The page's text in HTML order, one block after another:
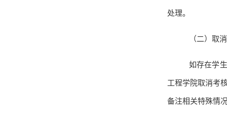
处理。
（二）取
如存在学
工程学院取消考
备注相关特殊情